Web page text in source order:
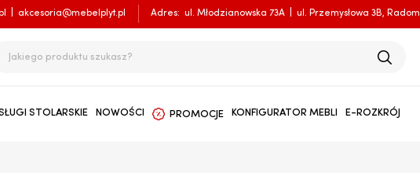
akcesoria@mebelplyt.pl Adres: ul. Młodzianowska 73A ul. Przemysłowa 3B, Radom
STOLARSKIE NOWOŚCI PROMOCJE KONFIGURATOR MEBLI E-ROZKRÓJ